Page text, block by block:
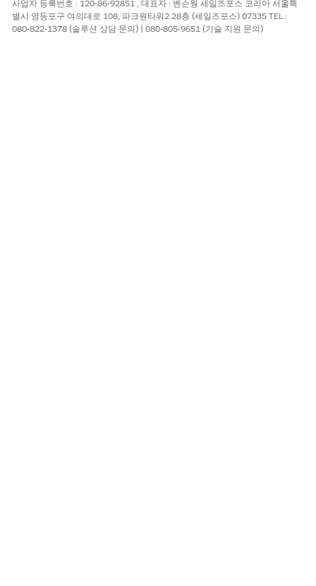
사업자 등록번호 : 120-86-92851 , 대표자 : 벤슨웡 세일즈포스 코리아 서울특
별시 영등포구 여의대로 108, 파크원타워2 28층 (세일즈포스) 07335 TEL :
080-822-1378 (솔루션 상담 문의) | 080-805-9651 (기술 지원 문의)